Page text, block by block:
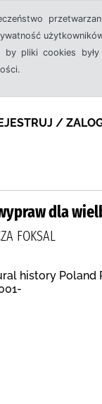
pliki cookies były
/
dla
FOKSAL
history